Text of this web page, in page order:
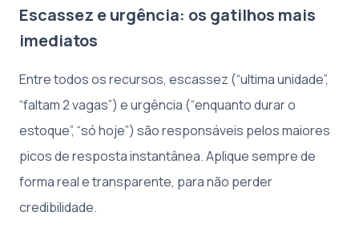
Escassez e urgência: os gatilhos mais
imediatos
Entre todos os recursos, escassez (“ultima unidade”,
“faltam 2 vagas”) e urgência (“enquanto durar o
estoque”, “só hoje”) são responsáveis pelos maiores
picos de resposta instantânea. Aplique sempre de
forma real e transparente, para não perder
credibilidade.